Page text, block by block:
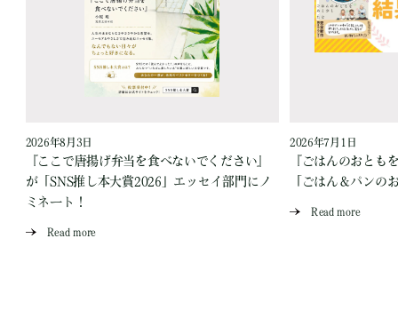
2026年8月3日
『ここで唐揚げ弁当を食べないでください』
が「SNS推し本大賞2026」エッセイ部門にノ
ミネート！
Read more
2026年7月1日
『ごはんのおとも
「ごはん＆パンの
Read more